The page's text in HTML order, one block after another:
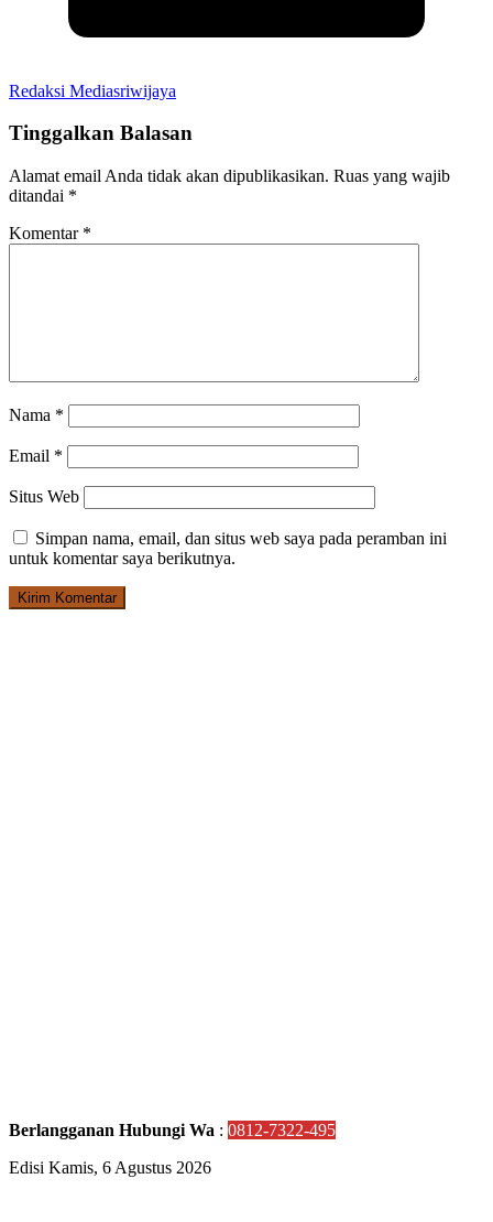
Redaksi Mediasriwijaya
Tinggalkan Balasan
Alamat email Anda tidak akan dipublikasikan. Ruas yang wajib
ditandai *
Komentar *
Nama *
Email *
Situs Web
Simpan nama, email, dan situs web saya pada peramban ini
untuk komentar saya berikutnya.
Berlangganan Hubungi Wa : 0812-7322-495
Edisi Kamis, 6 Agustus 2026